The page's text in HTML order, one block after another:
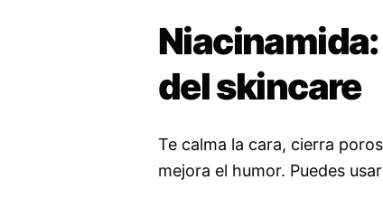
del skincare
Te calma la cara, cierra
mejora el humor. Puedes